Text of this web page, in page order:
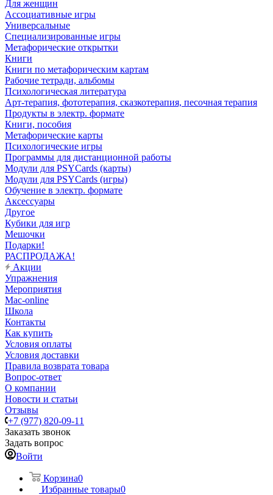
Для женщин
Ассоциативные игры
Универсальные
Специализированные игры
Метафорические открытки
Книги
Книги по метафорическим картам
Рабочие тетради, альбомы
Психологическая литература
Арт-терапия, фототерапия, сказкотерапия, песочная терапия
Продукты в электр. формате
Книги, пособия
Метафорические карты
Психологические игры
Программы для дистанционной работы
Модули для PSYCards (карты)
Модули для PSYCards (игры)
Обучение в электр. формате
Аксессуары
Другое
Кубики для игр
Мешочки
Подарки!
РАСПРОДАЖА!
Акции
Упражнения
Мероприятия
Mac-online
Школа
Контакты
Как купить
Условия оплаты
Условия доставки
Правила возврата товара
Вопрос-ответ
О компании
Новости и статьи
Отзывы
+7 (977) 820-09-11
Заказать звонок
Задать вопрос
Войти
Корзина0
Избранные товары0